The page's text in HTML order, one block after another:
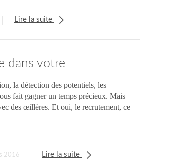
Lire la suite
dans votre
la détection des potentiels, les
fait gagner un temps précieux. Mais
des œillères. Et oui, le recrutement, ce
2016 Lire la suite